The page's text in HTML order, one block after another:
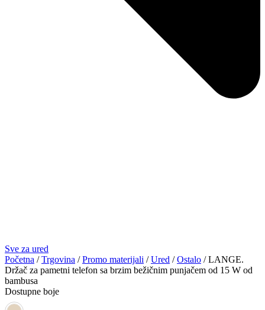
Sve za ured
Početna /Trgovina /Promo materijali /Ured /Ostalo / LANGE.
Držač za pametni telefon sa brzim bežičnim punjačem od 15 W od
bambusa
Dostupne boje